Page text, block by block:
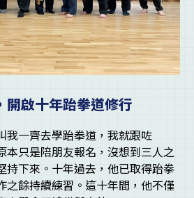
開啟十年跆拳道修行
我一齊去學跆拳道，我就跟咗
本只是陪朋友報名，沒想到三人之
持下來。十年過去，他已取得跆拳
之餘持續練習。這十年間，他不僅